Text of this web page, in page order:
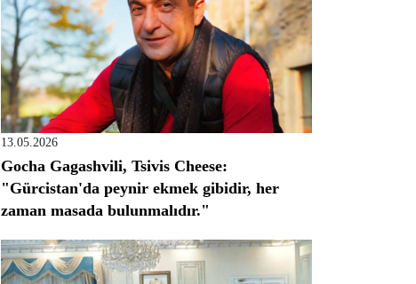
13.05.2026
Gocha Gagashvili, Tsivis Cheese:
"Gürcistan'da peynir ekmek gibidir, her
zaman masada bulunmalıdır."